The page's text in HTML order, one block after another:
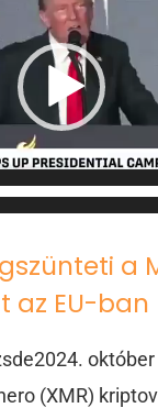
a
EU-ban
október
(XMR)